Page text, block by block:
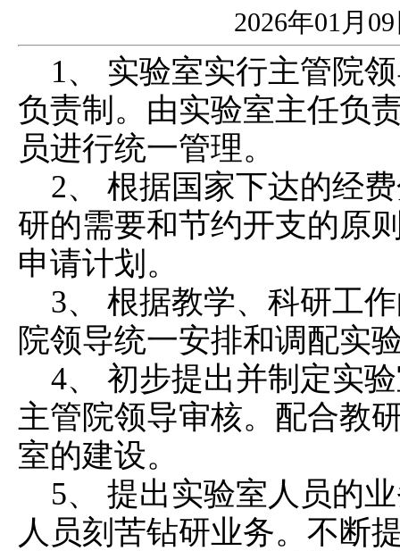
2026年01月
1、 实验室实行主管院
负责制。由实验室主任负
员进行统一管理。
2、 根据国家下达的经
研的需要和节约开支的原
申请计划。
3、 根据教学、科研工
院领导统一安排和调配实
4、 初步提出并制定实
主管院领导审核。配合教
室的建设。
5、 提出实验室人员的
人员刻苦钻研业务。不断